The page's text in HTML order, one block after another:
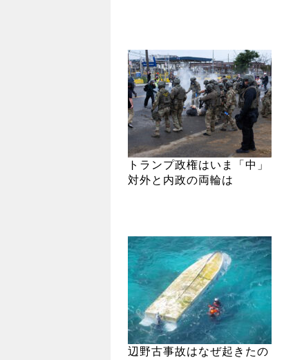
トランプ政権はいま「中」
対外と内政の両輪は
辺野古事故はなぜ起きたの